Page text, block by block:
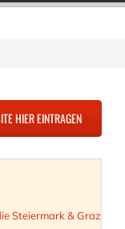
Steiermark & Graz